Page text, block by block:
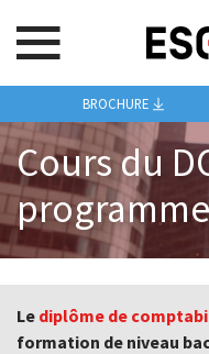
Cours du
Le diplôme de
formation de niveau
BROCHURE